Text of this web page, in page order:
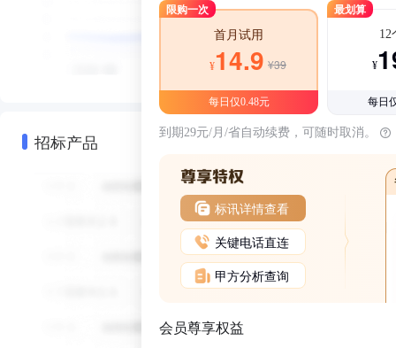
招标产品
限购一次
首月试用
¥14.9 ¥39
每日仅0.48元
最划算
12
¥
每日
到期29元/月/省自动续费，可随时取消。
标讯详情查看
关键电话直连
甲方分析查询
会员尊享权益